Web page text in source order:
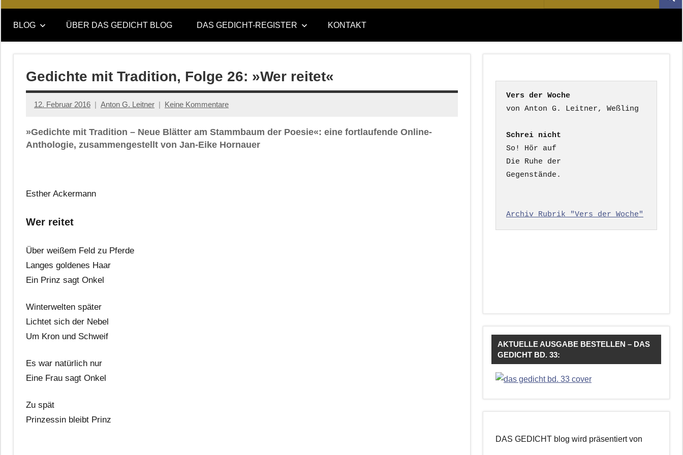
DAS
GEDICHT
blog
DAS
GEDICHT.
Zeitschrift
nach:
BLOG ÜBER DAS GEDICHT BLOG DAS GEDICHT-REGISTER KONTAKT
Gedichte mit Tradition, Folge 26: »Wer reitet«
12. Februar 2016 Anton G. Leitner Keine Kommentare
»Gedichte mit Tradition – Neue Blätter am Stammbaum der Poesie«: eine fortlaufende Online-
Anthologie, zusammengestellt von Jan-Eike Hornauer
Esther Ackermann
Wer reitet
Über weißem Feld zu Pferde
Langes goldenes Haar
Ein Prinz sagt Onkel
Winterwelten später
Lichtet sich der Nebel
Um Kron und Schweif
Es war natürlich nur
Eine Frau sagt Onkel
Zu spät
Prinzessin bleibt Prinz
Vers der Woche
Schrei nicht
So! Hör auf
Die Ruhe der
Gegenstände.
Archiv Rubrik "Vers der Woche"
AKTUELLE AUSGABE BESTELLEN – DAS
GEDICHT BD. 33:
DAS GEDICHT blog wird präsentiert von